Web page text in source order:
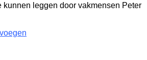
kunnen leggen door vakmensen Peter